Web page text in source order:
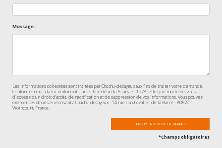
Message :
Les informations collectées sont traitées par Chuchu-decayeux aux fins de traiter votre demande.
Conformément à la loi «informatique et libertés» du 6 janvier 1978 telle que modifiée, vous
disposez d’un droit d’accès, de rectification et de suppression de vos informations. Vous pouvez
exercer ces droits en écrivant à Chuchu-decayeux - 14 rue du chevalier de la Barre - 80520
Woincourt, France.
*Champs obligatoires